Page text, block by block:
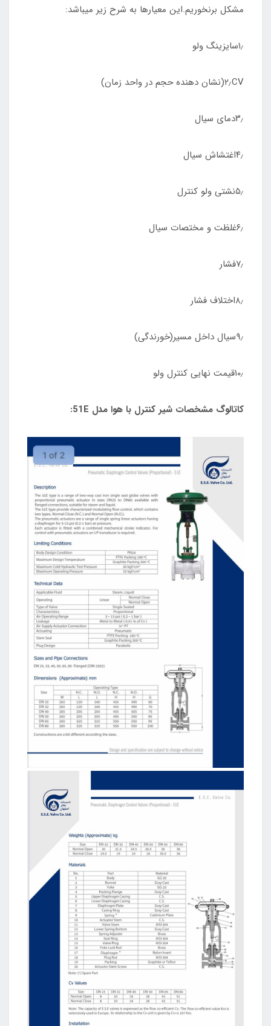
مشکل برنخوریم.این معیارها به شرح زیر میباشد:
۱٫سایزینگ ولو
۲٫CV(نشان دهنده حجم در واحد زمان)
۳٫دمای سیال
۴٫اغتشاش سیال
۵٫نشتی ولو کنترل
۶٫غلظت و مختصات سیال
۷٫فشار
۸٫اختلاف فشار
۹٫سیال داخل مسیر(خورندگی)
۱۰٫قیمت نهایی کنترل ولو
کاتالوگ مشخصات شیر کنترل با هوا مدل 51E: